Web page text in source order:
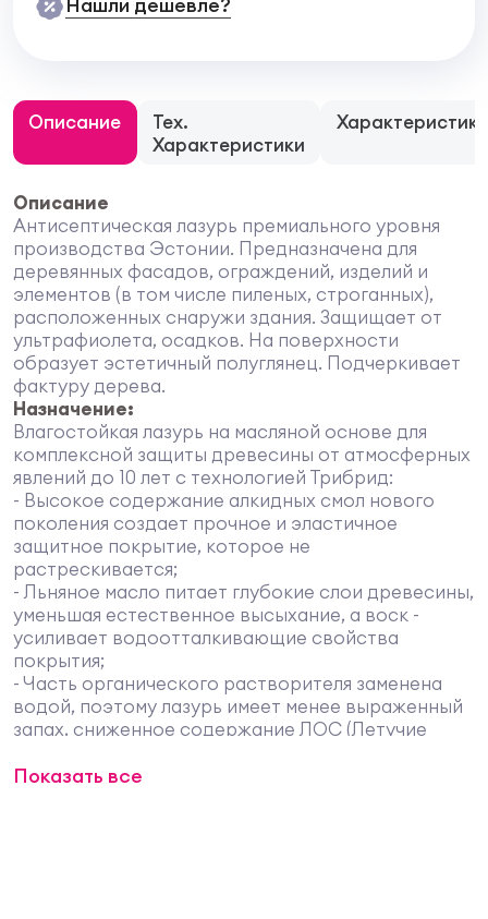
Описание
Тех.
Характеристики
Характеристики
Описание
Антисептическая лазурь премиального уровня
производства Эстонии. Предназначена для
деревянных фасадов, ограждений, изделий и
элементов (в том числе пиленых, строганных),
расположенных снаружи здания. Защищает от
ультрафиолета, осадков. На поверхности
образует эстетичный полуглянец. Подчеркивает
фактуру дерева.
Назначение:
Влагостойкая лазурь на масляной основе для
комплексной защиты древесины от атмосферных
явлений до 10 лет с технологией Трибрид:
- Высокое содержание алкидных смол нового
поколения создает прочное и эластичное
защитное покрытие, которое не
растрескивается;
- Льняное масло питает глубокие слои древесины,
уменьшая естественное высыхание, а воск -
усиливает водоотталкивающие свойства
покрытия;
- Часть органического растворителя заменена
водой, поэтому лазурь имеет менее выраженный
запах, сниженное содержание ЛОС (Летучие
отличие от продуктов на полностью
Показать все